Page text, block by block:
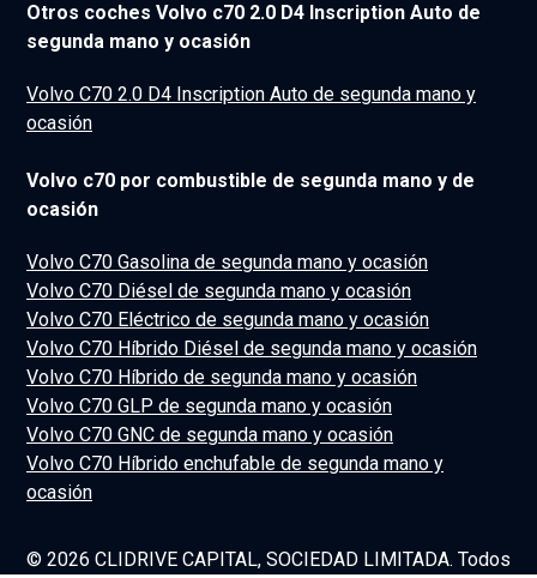
Otros coches Volvo c70 2.0 D4 Inscription Auto de
segunda mano y ocasión
Volvo C70 2.0 D4 Inscription Auto de segunda mano y
ocasión
Volvo c70 por combustible de segunda mano y de
ocasión
Volvo C70 Gasolina de segunda mano y ocasión
Volvo C70 Diésel de segunda mano y ocasión
Volvo C70 Eléctrico de segunda mano y ocasión
Volvo C70 Híbrido Diésel de segunda mano y ocasión
Volvo C70 Híbrido de segunda mano y ocasión
Volvo C70 GLP de segunda mano y ocasión
Volvo C70 GNC de segunda mano y ocasión
Volvo C70 Híbrido enchufable de segunda mano y
ocasión
© 2026 CLIDRIVE CAPITAL, SOCIEDAD LIMITADA. Todos